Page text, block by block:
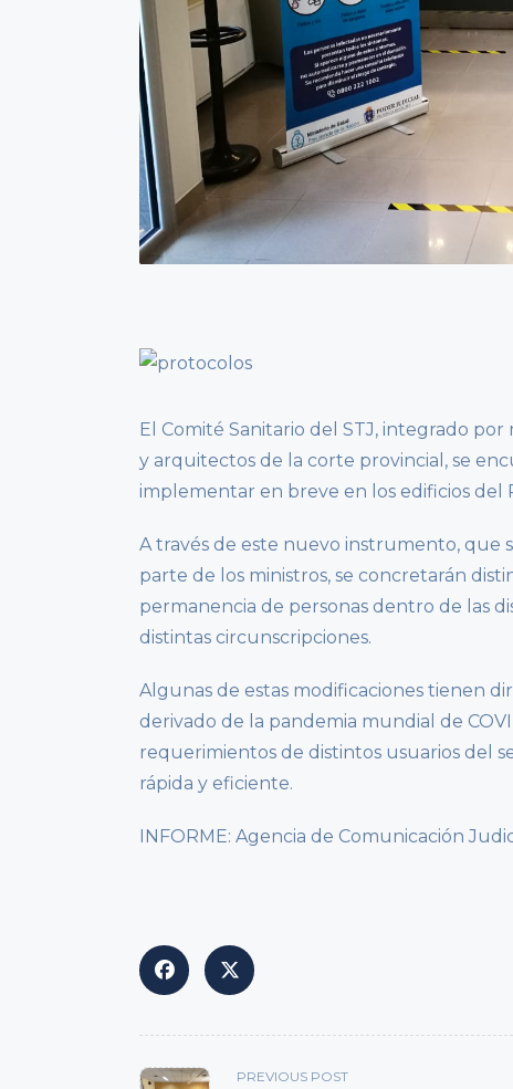
El Comité Sanitario del STJ, integrado
y arquitectos de la corte provincial, se
implementar en breve en los edificios del
A través de este nuevo instrumento, que
parte de los ministros, se concretarán
permanencia de personas dentro de las
distintas circunscripciones.
Algunas de estas modificaciones tienen
derivado de la pandemia mundial de
requerimientos de distintos usuarios del
rápida y eficiente.
INFORME: Agencia de Comunicación
<span
PREVIOUS POST